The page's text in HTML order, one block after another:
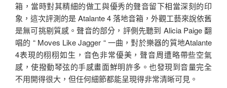
箱，當時對其精細的做工與優秀的聲音留下相當深刻的印
象，這次評測的是 Atalante 4 落地音箱，外觀工藝來說依舊
是無可挑剔質感。聲音的部分，評側先聽到 Alicia Paige 翻
唱的 “ Moves Like Jagger “ 一曲，對於樂器的質地Atalante
4表現的栩栩如生，音色非常優美，聲音周遭略帶些空氣
感，使撥動琴弦的手感畫面鮮明許多。也發現到音量完全
不用開得很大，但任何細節都能呈現得非常清晰可見。